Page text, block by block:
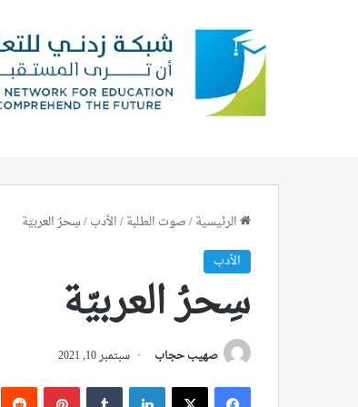
الرئيسية/صوت الطلبة/الأدب/سِحرُ العربيّة
الأدب
سِحرُ العربيّة
صهيب حجاب سبتمبر 10, 2021
فيسبوك ‫X لينكدإن بينتيريست